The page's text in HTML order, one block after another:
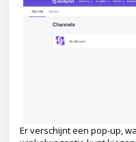
Er verschijnt een pop-up,